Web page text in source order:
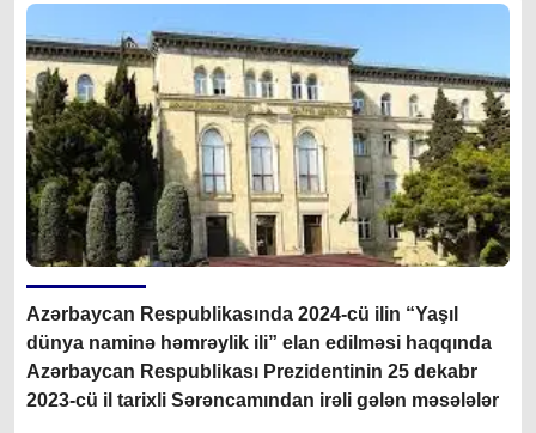
Azərbaycan Respublikasında 2024-cü ilin “Yaşıl
dünya naminə həmrəylik ili” elan edilməsi haqqında
Azərbaycan Respublikası Prezidentinin 25 dekabr
2023-cü il tarixli Sərəncamından irəli gələn məsələlər